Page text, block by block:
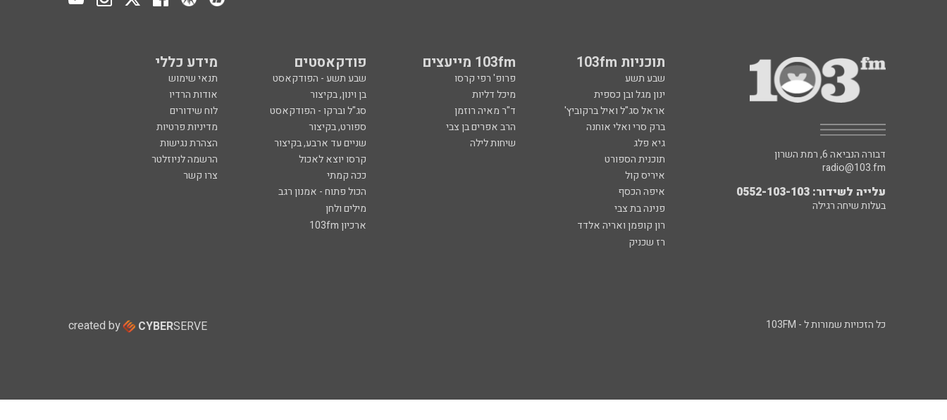
תוכניות 103fm 103fm מייעצים פודקאסטים מידע כללי
שבע תשע פרופ' רפי קרסו שבע תשע - הפודקאסט
תנאי שימוש
ינון מגל ובן כספית
מיכל דליות בן וינון, בקיצור
אודות הרדיו
אראל סג"ל ואיל ברקוביץ'
ד"ר מאיה רוזמן סג"ל וברקו - הפודקאסט
לוח שידורים
ברק סרי ואלי אוחנה
הרב אפרים בן צבי ספורט, בקיצור
מדיניות פרטיות
גיא פלג
שיחות לילה שניים עד ארבע, בקיצור
הצהרת נגישות
תוכנית הספורט
קרסו יוצא לאכול
הרשמה לניוזלטר
איריס קול
ככה קמתי
צרו קשר
איפה הכסף
הכול פתוח - אמנון רגב
פנינה בת צבי
מילים ולחן
רון קופמן ואריה אלדד
ארכיון 103fm
רז שכניק
דבורה הנביאה 6, רמת השרון
radio@103.fm
עלייה לשידור: 0552-103-103
בעלות שיחה רגילה
כל הזכויות שמורות ל - 103FM created by CYBERSERVE